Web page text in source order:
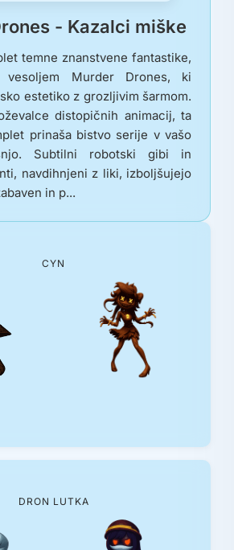
- Kazalci miške
temne znanstvene fantastike,
vesoljem Murder Drones, ki
estetiko z grozljivim šarmom.
distopičnih animacij, ta
prinaša bistvo serije v vašo
Subtilni robotski gibi in
navdihnjeni z liki, izboljšujejo
in p...
CYN
DRON LUTKA